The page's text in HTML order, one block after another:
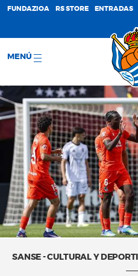
FUNDAZIOA RS STORE ENTRADAS
MENÚ
SANSE - CULTURAL Y